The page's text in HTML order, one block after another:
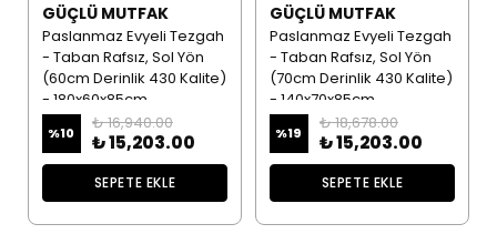
GÜÇLÜ MUTFAK
Paslanmaz Evyeli Tezgah
- Taban Rafsız, Sol Yön
(60cm Derinlik 430 Kalite)
- 180x60x85cm
%10
₺ 16,940.00
₺ 15,203.00
SEPETE EKLE
GÜÇLÜ MUTFAK
Paslanmaz Evyeli Tezgah
- Taban Rafsız, Sol Yön
(70cm Derinlik 430 Kalite)
- 140x70x85cm
%19
₺ 18,678.00
₺ 15,203.00
SEPETE EKLE